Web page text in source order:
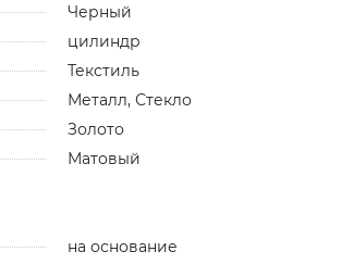
Черный
цилиндр
Текстиль
Металл, Стекло
Золото
Матовый
на основание